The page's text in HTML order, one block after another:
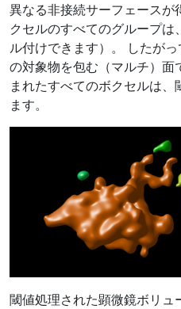
異なる非接続サーフェースが
クセルのすべてのグループ
ル付けできます）。 したが
の対象物を包む（マルチ）面
まれたすべてのボクセルは
ます。
閾値処理された顕微鏡ボリ